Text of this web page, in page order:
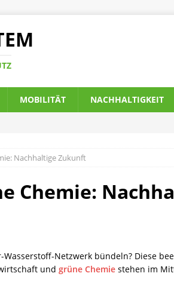
MOBILITÄT NACHHALTIGKEIT
Nachhaltige Zukunft
Chemie:
Netzwerk bündeln? Diese
und grüne Chemie stehen im